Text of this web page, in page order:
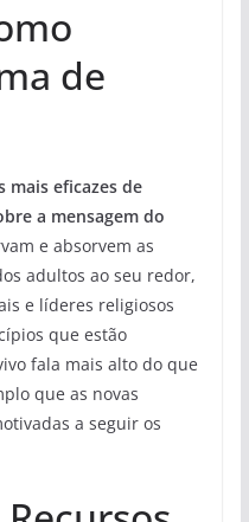
de
mais eficazes de
a mensagem do
e absorvem as
adultos ao seu redor,
e líderes religiosos
que estão
fala mais alto do que
que as novas
a seguir os